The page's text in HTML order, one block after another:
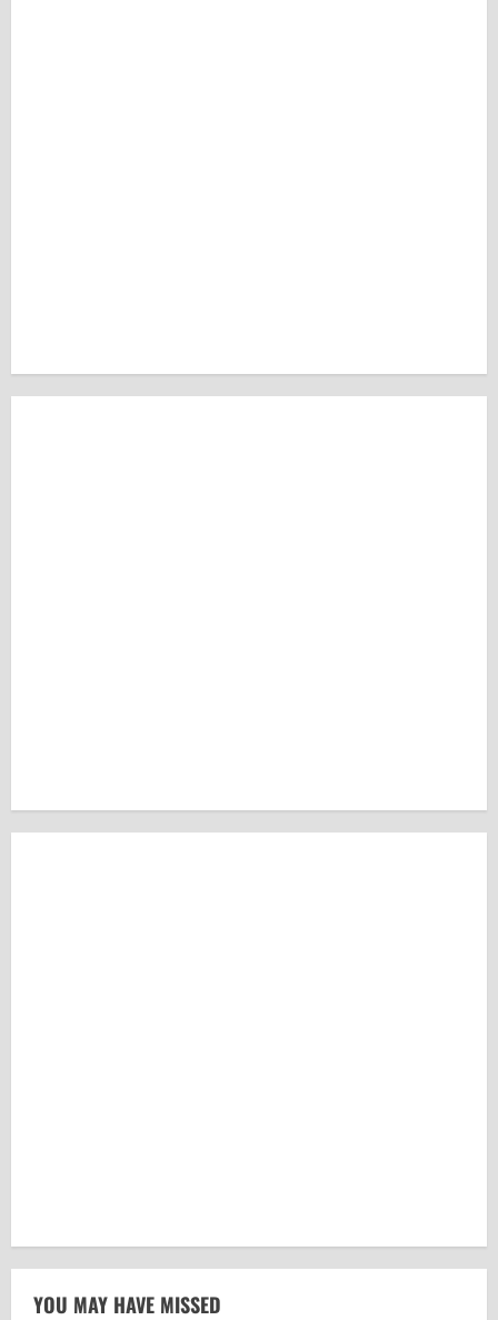
YOU MAY HAVE MISSED